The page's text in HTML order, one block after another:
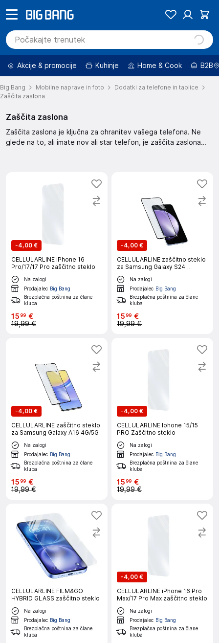
Akcije & promocije Kuhinje Home & Cook B2B
Big Bang Mobilne naprave in foto
Dodatki za telefone in tablice
Zaščita zaslona
Zaščita zaslona
Zaščita zaslona je ključna za ohranitev vašega telefona. Ne
glede na to, ali imate nov ali star telefon, je zaščita zaslona
-4,00 €
CELLULARLINE iPhone 16
Pro/17/17 Pro zaščitno steklo
Na zalogi
Prodajalec Big Bang
Brezplačna poštnina za člane
kluba
1599 €
19,99 €
-4,00 €
CELLULARLINE zaščitno steklo
za Samsung Galaxy S24
FE/A36/A56
Na zalogi
Prodajalec Big Bang
Brezplačna poštnina za člane
kluba
1599 €
19,99 €
-4,00 €
CELLULARLINE zaščitno steklo
za Samsung Galaxy A16 4G/5G
Na zalogi
Prodajalec Big Bang
Brezplačna poštnina za člane
kluba
1599 €
19,99 €
-4,00 €
CELLULARLINE Iphone 15/15
PRO Zaščitno steklo
Na zalogi
Prodajalec Big Bang
Brezplačna poštnina za člane
kluba
1599 €
19,99 €
CELLULARLINE FILM&GO
HYBRID GLASS zaščitno steklo
Na zalogi
Prodajalec Big Bang
Brezplačna poštnina za člane
kluba
-4,00 €
CELLULARLINE iPhone 16 Pro
Max/17 Pro Max zaščitno steklo
Na zalogi
Prodajalec Big Bang
Brezplačna poštnina za člane
kluba